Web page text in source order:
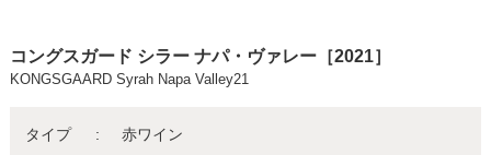
コングスガード シラー ナパ・ヴァレー［2021］
KONGSGAARD Syrah Napa Valley21
タイプ 赤ワイン